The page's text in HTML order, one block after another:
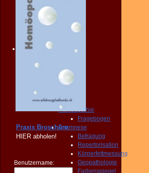
Fragebogen
Broschüre
Person
KONTAKT
Angebot
Homöopathie
Diagnose
PRAXIS
Homöopathie
Fragebogen
Anamnese
Befragung
Repertorisation
Körperfettmessung
Geopathologie
Farbenspiegel
Praxis Broschüre
HIER abholen!
Benutzername: